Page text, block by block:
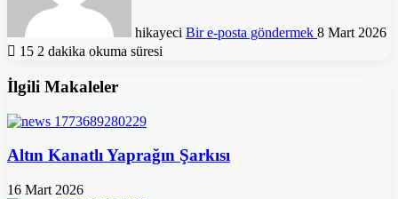
hikayeci Bir e-posta göndermek 8 Mart 2026
15 2 dakika okuma süresi
İlgili Makaleler
Altın Kanatlı Yaprağın Şarkısı
16 Mart 2026